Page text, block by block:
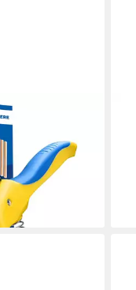
Klinge,
bei dir